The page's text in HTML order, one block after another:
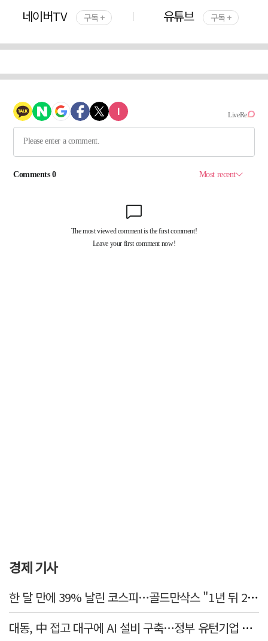
네이버TV 구독 + 유튜브 구독 +
경제 기사
한 달 만에 39% 날린 코스피…골드만삭스 "1년 뒤 2배" 예상, 왜?
대동, 中 접고 대구에 AI 설비 구축…정부 유턴기업 선정